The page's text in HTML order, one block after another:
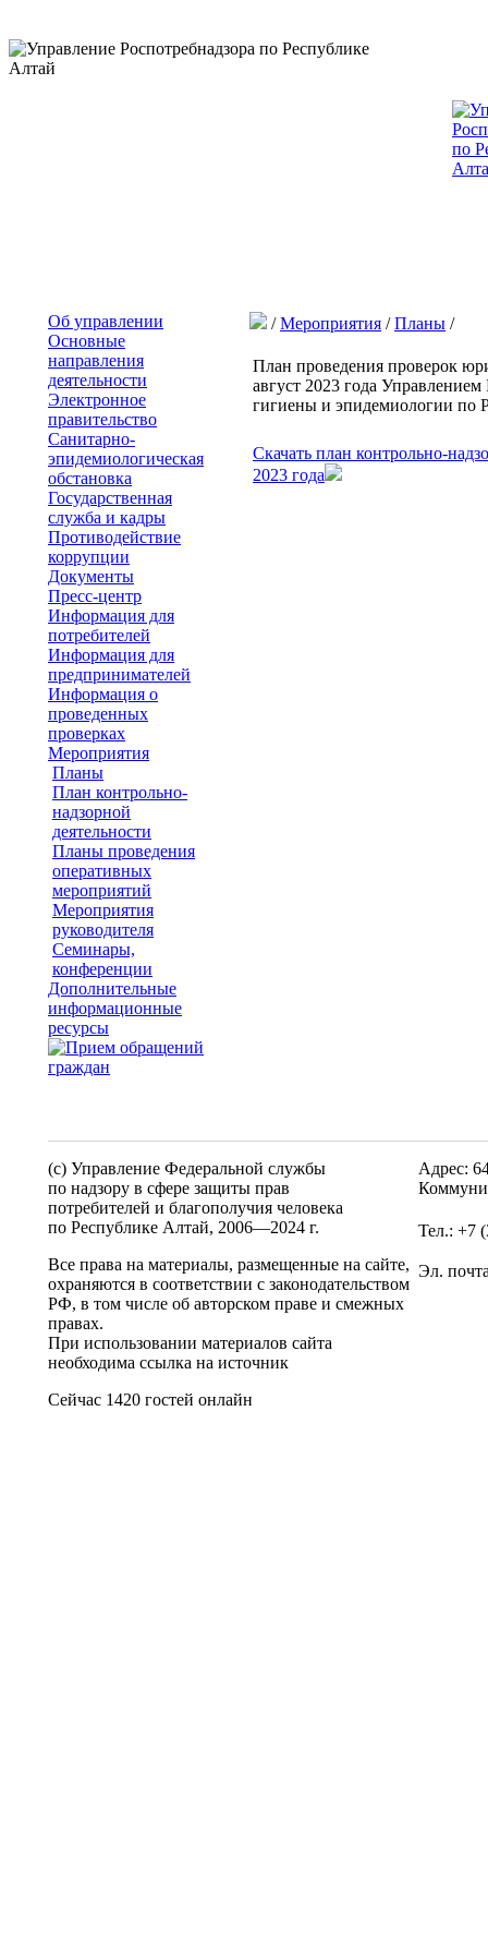
Об управлении
Основные
направления
деятельности
Электронное
правительство
Санитарно-
эпидемиологическая
обстановка
Государственная
служба и кадры
Противодействие
коррупции
Документы
Пресс-центр
Информация для
потребителей
Информация для
предпринимателей
Информация о
проведенных
проверках
Мероприятия
Планы
План контрольно-
надзорной
деятельности
Планы проведения
оперативных
мероприятий
Мероприятия
руководителя
Семинары,
конференции
Дополнительные
информационные
ресурсы
/Мероприятия /Планы /
План проведения проверок
август 2023 года
гигиены и эпидемиологии по
Скачать план контрольно-
2023 года
(c) Управление Федеральной службы
по надзору в сфере защиты прав
потребителей и благополучия человека
по Республике Алтай, 2006—2024 г.
Все права на материалы, размещенные на сайте,
охраняются в соответствии с законодательством
РФ, в том числе об авторском праве и смежных
правах.
При использовании материалов сайта
необходима ссылка на источник
Сейчас 1420 гостей онлайн
Адрес:
Тел.: +7
Эл.